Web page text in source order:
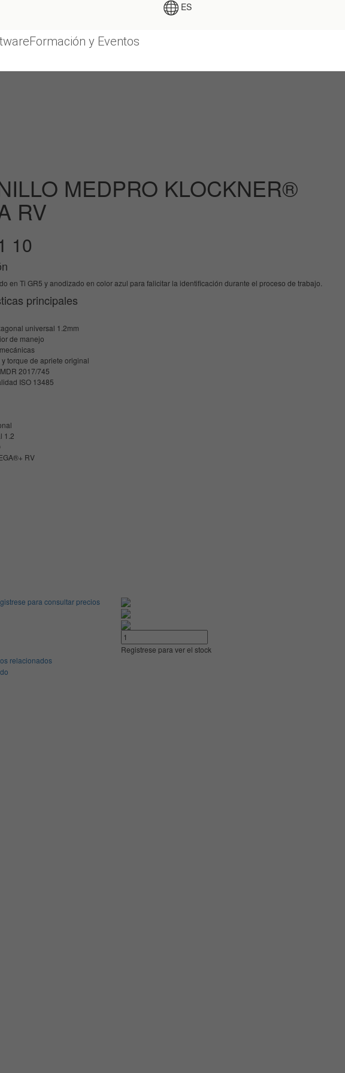
ES
Formación y Eventos
MEDPRO KLOCKNER®
RV
10
en Ti GR5 y anodizado en color azul para falicitar la identificación durante el proceso de trabajo.
principales
universal 1.2mm
de manejo
y torque de apriete original
2017/745
ISO 13485
1.2
RV
para consultar precios
Registrese para ver el stock
relacionados